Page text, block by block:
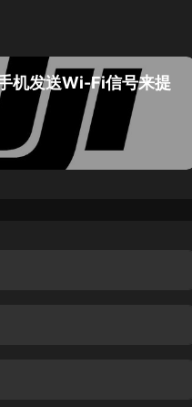
机发送Wi-Fi信号来提